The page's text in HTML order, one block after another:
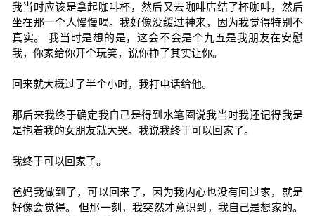
我当时应该是拿起咖啡杯，然后又去咖啡店结了杯咖啡，然后
坐在那一个人慢慢喝。我好像没缓过神来，因为我觉得特别不
真实。 我当时是想的是，这会不会是个九五是我朋友在安慰
我，你家给你开个玩笑，说你挣了其实让你。
回来就大概过了半个小时，我打电话给他。
那后来我终于确定我自己是得到水笔圈说我当时我还记得我是
是抱着我的女朋友就大哭。我说我终于可以回家了。
我终于可以回家了。
爸妈我做到了，可以回来了，因为我内心也没有回过家，就是
好像会觉得。 但那一刻，我突然才意识到，我自己是想家的。